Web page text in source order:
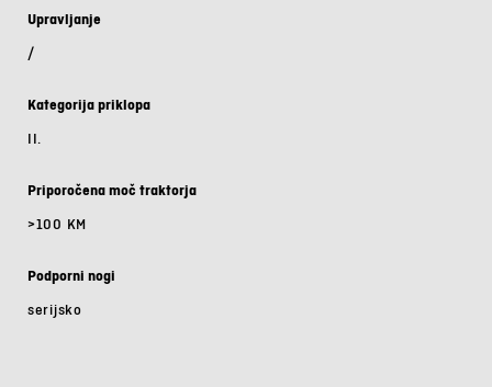
Upravljanje
/
Kategorija priklopa
II.
Priporočena moč traktorja
>100 KM
Podporni nogi
serijsko